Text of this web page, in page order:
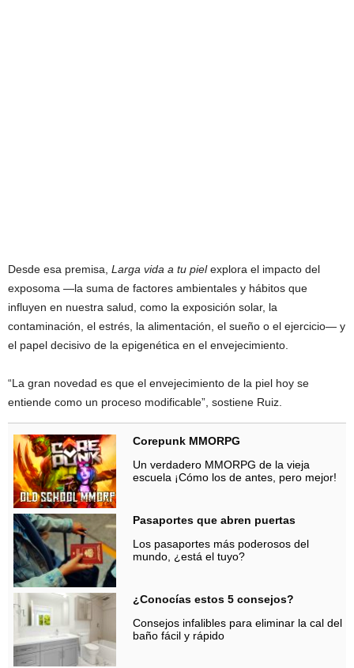
Desde esa premisa, Larga vida a tu pielexplora el impacto del
exposoma —la suma de factores ambientales y hábitos que
influyen en nuestra salud, como la exposición solar, la
contaminación, el estrés, la alimentación, el sueño o el ejercicio— y
el papel decisivo de la epigenética en el envejecimiento.
“La gran novedad es que el envejecimiento de la piel hoy se
entiende como un proceso modificable”, sostiene Ruiz.
Corepunk MMORPG
Un verdadero MMORPG de la vieja
escuela ¡Cómo los de antes, pero mejor!
Pasaportes que abren puertas
Los pasaportes más poderosos del
mundo, ¿está el tuyo?
¿Conocías estos 5 consejos?
Consejos infalibles para eliminar la cal del
baño fácil y rápido